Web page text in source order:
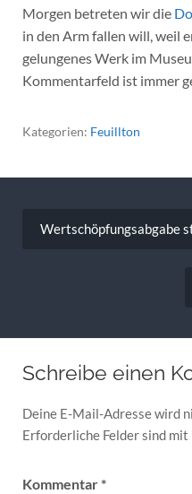
Morgen betreten wir die
in den Arm fallen will, weil
gelungenes Werk im
Kommentarfeld ist immer
Kategorien: Feuillton
Wertschöpfungsabgabe
Schreibe einen
Deine E-Mail-Adresse wird
Erforderliche Felder sind mit
Kommentar*